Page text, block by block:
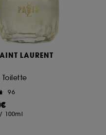
LAURENT
96
/ 100ml